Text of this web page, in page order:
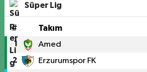
Süper Lig
# Takım
1 Amed
2 Erzurumspor FK